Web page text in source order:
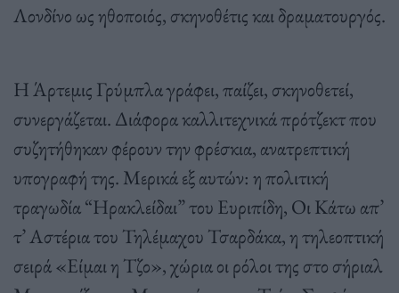
Λονδίνο ως ηθοποιός, σκηνοθέτις και δραματουργός.
Η Άρτεμις Γρύμπλα γράφει, παίζει, σκηνοθετεί,
συνεργάζεται. Διάφορα καλλιτεχνικά πρότζεκτ που
συζητήθηκαν φέρουν την φρέσκια, ανατρεπτική
υπογραφή της. Μερικά εξ αυτών: η πολιτική
τραγωδία “Ηρακλείδαι” του Ευριπίδη, Οι Κάτω απ’
τ’ Αστέρια του Τηλέμαχου Τσαρδάκα, η τηλεοπτική
σειρά «Είμαι η Τζο», χώρια οι ρόλοι της στο σήριαλ